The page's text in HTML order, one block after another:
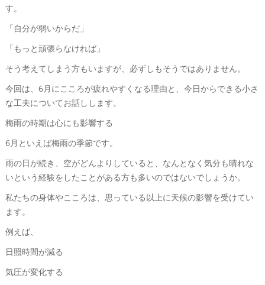
す。
「自分が弱いからだ」
「もっと頑張らなければ」
そう考えてしまう方もいますが、必ずしもそうではありません。
今回は、6月にこころが疲れやすくなる理由と、今日からできる小さ
な工夫についてお話しします。
梅雨の時期は心にも影響する
6月といえば梅雨の季節です。
雨の日が続き、空がどんよりしていると、なんとなく気分も晴れな
いという経験をしたことがある方も多いのではないでしょうか。
私たちの身体やこころは、思っている以上に天候の影響を受けてい
ます。
例えば、
日照時間が減る
気圧が変化する